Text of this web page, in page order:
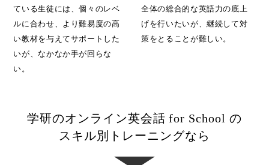
ている生徒には、個々のレベ
ルに合わせ、より難易度の高
い教材を与えてサポートした
いが、なかなか手が回らな
い。
全体の総合的な英語力の底上
げを行いたいが、継続して対
策をとることが難しい。
学研のオンライン英会話 for School の
スキル別トレーニングなら